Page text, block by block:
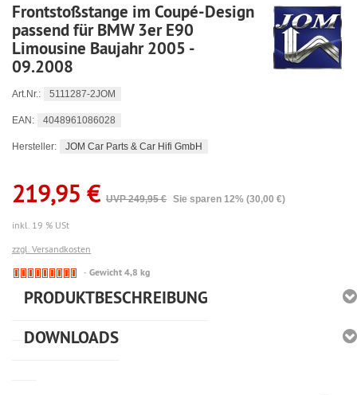
Frontstoßstange im Coupé-Design
passend für BMW 3er E90
Limousine Baujahr 2005 -
09.2008
Art.Nr.: 5111287-2JOM
EAN: 4048961086028
Hersteller: JOM Car Parts & Car Hifi GmbH
219,95 € UVP 249,95 € Sie sparen 12% (30,00 €)
inkl. 19 % USt
zzgl. Versandkosten
🔴
nicht
Gewicht 4,8 kg
PRODUKTBESCHREIBUNG
DOWNLOADS